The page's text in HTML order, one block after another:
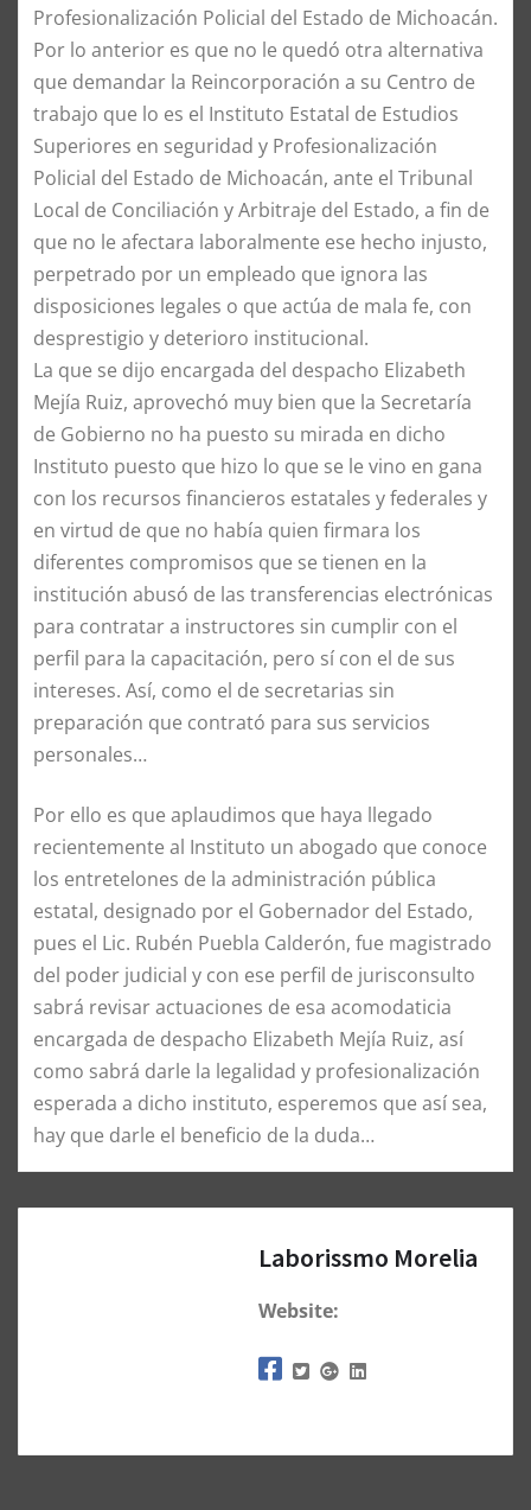
Profesionalización Policial del Estado de Michoacán.
Por lo anterior es que no le quedó otra alternativa
que demandar la Reincorporación a su Centro de
trabajo que lo es el Instituto Estatal de Estudios
Superiores en seguridad y Profesionalización
Policial del Estado de Michoacán, ante el Tribunal
Local de Conciliación y Arbitraje del Estado, a fin de
que no le afectara laboralmente ese hecho injusto,
perpetrado por un empleado que ignora las
disposiciones legales o que actúa de mala fe, con
desprestigio y deterioro institucional.
La que se dijo encargada del despacho Elizabeth
Mejía Ruiz, aprovechó muy bien que la Secretaría
de Gobierno no ha puesto su mirada en dicho
Instituto puesto que hizo lo que se le vino en gana
con los recursos financieros estatales y federales y
en virtud de que no había quien firmara los
diferentes compromisos que se tienen en la
institución abusó de las transferencias electrónicas
para contratar a instructores sin cumplir con el
perfil para la capacitación, pero sí con el de sus
intereses. Así, como el de secretarias sin
preparación que contrató para sus servicios
personales…
Por ello es que aplaudimos que haya llegado
recientemente al Instituto un abogado que conoce
los entretelones de la administración pública
estatal, designado por el Gobernador del Estado,
pues el Lic. Rubén Puebla Calderón, fue magistrado
del poder judicial y con ese perfil de jurisconsulto
sabrá revisar actuaciones de esa acomodaticia
encargada de despacho Elizabeth Mejía Ruiz, así
como sabrá darle la legalidad y profesionalización
esperada a dicho instituto, esperemos que así sea,
hay que darle el beneficio de la duda…
Laborissmo Morelia
Website: